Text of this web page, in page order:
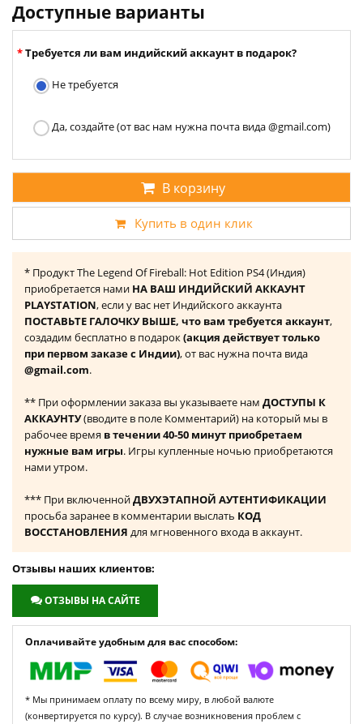
Доступные варианты
Требуется ли вам индийский аккаунт в подарок?
Не требуется
Да, создайте (от вас нам нужна почта вида @gmail.com)
В корзину
Купить в один клик
* Продукт The Legend Of Fireball: Hot Edition PS4 (Индия)
приобретается нами НА ВАШ ИНДИЙСКИЙ АККАУНТ
PLAYSTATION, если у вас нет Индийского аккаунта
ПОСТАВЬТЕ ГАЛОЧКУ ВЫШЕ, что вам требуется аккаунт,
создадим бесплатно в подарок(акция действует только
при первом заказе с Индии), от вас нужна почта вида
@gmail.com.
** При оформлении заказа вы указываете нам ДОСТУПЫ К
АККАУНТУ(вводите в поле Комментарий) на который мы в
рабочее время в течении 40-50 минут приобретаем
нужные вам игры. Игры купленные ночью приобретаются
нами утром.
*** При включеннойДВУХЭТАПНОЙ АУТЕНТИФИКАЦИИ
просьба заранее в комментарии выслать КОД
ВОССТАНОВЛЕНИЯ для мгновенного входа в аккаунт.
Отзывы наших клиентов:
ОТЗЫВЫ НА САЙТЕ
Оплачивайте удобным для вас способом:
* Мы принимаем оплату по всему миру, в любой валюте
(конвертируется по курсу). В случае возникновения проблем с